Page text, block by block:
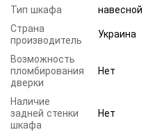
Тип шкафа
навесной
Страна
производитель
Украина
Возможность
пломбирования
дверки
Нет
Наличие
задней стенки
шкафа
Нет